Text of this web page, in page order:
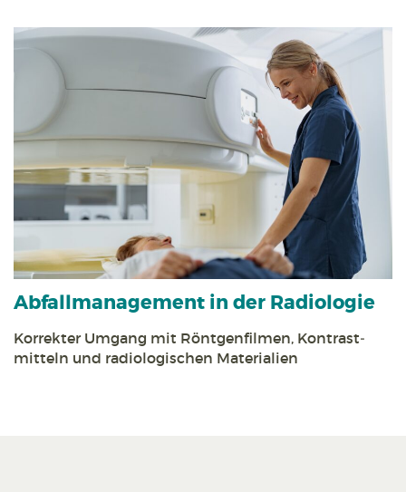
Abfall­management in der Radiologie
Korrekter Umgang mit Röntgen­filmen, Kontrast­
mitteln und radiologischen Materialien